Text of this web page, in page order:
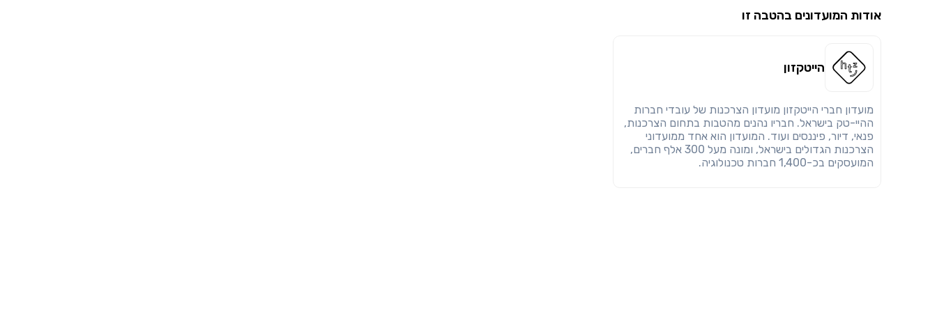
אודות המועדונים בהטבה זו
הייטקזון
מועדון חברי הייטקזון מועדון הצרכנות של עובדי חברות
ההיי-טק בישראל. חבריו נהנים מהטבות בתחום הצרכנות,
פנאי, דיור, פיננסים ועוד. המועדון הוא אחד ממועדוני
הצרכנות הגדולים בישראל, ומונה מעל 300 אלף חברים,
המועסקים בכ-1,400 חברות טכנולוגיה.